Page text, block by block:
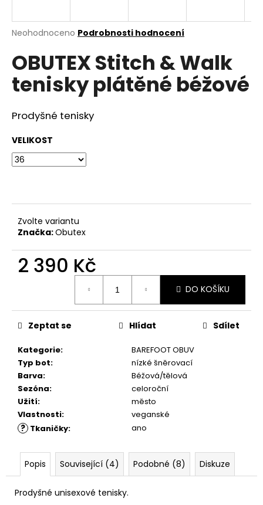
Průměrné
produktu
je
0,0
z
hvězdiček.
Neohodnoceno Podrobnosti hodnocení
OBUTEX Stitch & Walk
tenisky plátěné béžové
Prodyšné tenisky
VELIKOST
Zvolte variantu
Značka:Obutex
2 390 Kč
DO KOŠÍKU
Kategorie:
BAREFOOT OBUV
Typ bot:
nízké šněrovací
Barva:
Béžová/tělová
Sezóna:
celoroční
Užití:
město
Vlastnosti: veganské
? Tkaničky: ano
Zeptat se Hlídat Sdílet
Popis Související (4) Podobné (8) Diskuze
Prodyšné unisexové tenisky.
j
t
?
o
o
u
u
m
e
VLOŽKY
BAREFOOT
PAMĚŤOVOU
PĚNOU
89
Kč